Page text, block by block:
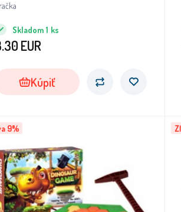
Skladom 1 ks
EUR
Kúpiť
9%